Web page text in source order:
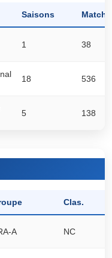
Saisons Matchs
1 38
18 536
5 138
Clas.
A NC